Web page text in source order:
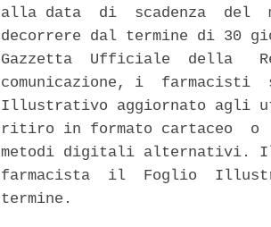
alla data  di  scadenza  del
decorrere dal termine di 30
Gazzetta  Ufficiale  della
comunicazione, i  farmacisti
Illustrativo aggiornato agli
ritiro in formato cartaceo
metodi digitali alternativi.
farmacista  il  Foglio
termine.